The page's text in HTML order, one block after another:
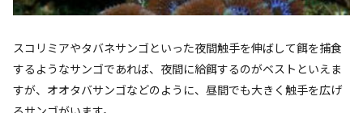
スコリミアやタバネサンゴといった夜間触手を伸ばして餌を捕食
するようなサンゴであれば、夜間に給餌するのがベストといえま
すが、オオタバサンゴなどのように、昼間でも大きく触手を広げ